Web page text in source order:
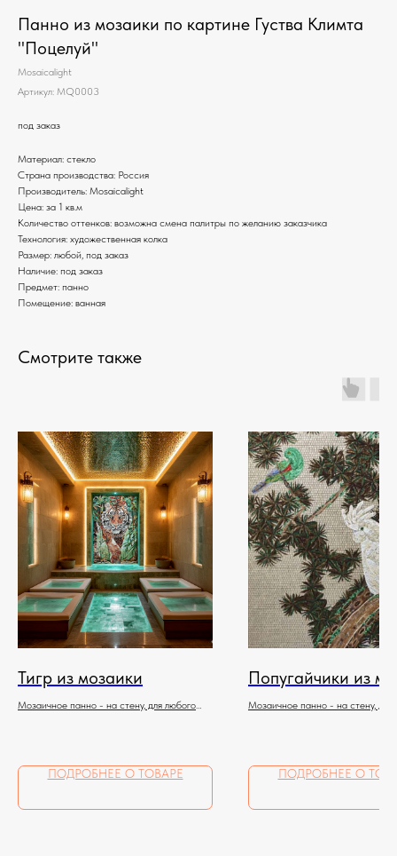
Панно из мозаики по картине Густва Климта
"Поцелуй"
Mosaicalight
Артикул: MQ0003
под заказ
Материал: стекло
Страна производства: Россия
Производитель: Mosaicalight
Цена: за 1 кв.м
Количество оттенков: возможна смена палитры по желанию заказчика
Технология: художественная колка
Размер: любой, под заказ
Наличие: под заказ
Предмет: панно
Помещение: ванная
Смотрите также
Тигр из мозаики
Мозаичное панно - на стену, для любого
ПОДРОБНЕЕ О ТОВАРЕ
Попугайчики из
Мозаичное панно - на стену, для
ПОДРОБНЕЕ О